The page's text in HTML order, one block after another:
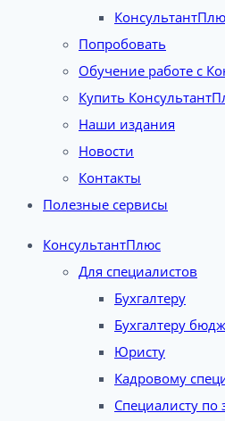
Попробовать
Обучение работе с
Купить
Наши издания
Новости
Контакты
Полезные сервисы
КонсультантПлюс
Для специалистов
Бухгалтеру
Бухгалтеру
Юристу
Кадровому
Специалисту